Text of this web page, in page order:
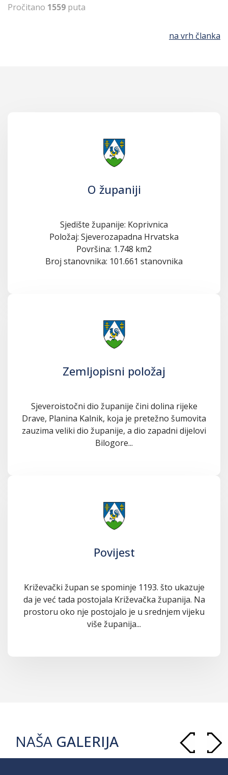
Pročitano 1559 puta
na vrh članka
O županiji
Sjedište županije: Koprivnica
Položaj: Sjeverozapadna Hrvatska
Površina: 1.748 km2
Broj stanovnika: 101.661 stanovnika
Zemljopisni položaj
Sjeveroistočni dio županije čini dolina rijeke
Drave, Planina Kalnik, koja je pretežno šumovita
zauzima veliki dio županije, a dio zapadni dijelovi
Bilogore...
Povijest
Križevački župan se spominje 1193. što ukazuje
da je već tada postojala Križevačka županija. Na
prostoru oko nje postojalo je u srednjem vijeku
više županija...
NAŠA GALERIJA